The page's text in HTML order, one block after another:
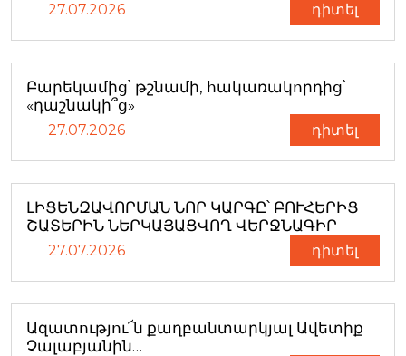
27.07.2026 դիտել
Բարեկամից՝ թշնամի, հակառակորդից՝
«դաշնակի՞ց»
27.07.2026 դիտել
ԼԻՑԵՆԶԱՎՈՐՄԱՆ ՆՈՐ ԿԱՐԳԸ՝ ԲՈՒՀԵՐԻՑ
ՇԱՏԵՐԻՆ ՆԵՐԿԱՅԱՑՎՈՂ ՎԵՐՋՆԱԳԻՐ
27.07.2026 դիտել
Ազատությու՜ն քաղբանտարկյալ Ավետիք
Չալաբյանին…